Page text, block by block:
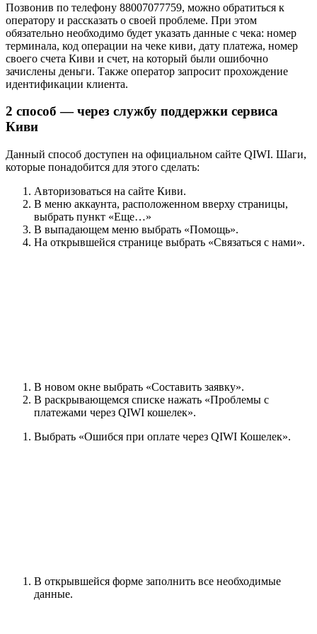
Позвонив по телефону 88007077759, можно обратиться к
оператору и рассказать о своей проблеме. При этом
обязательно необходимо будет указать данные с чека: номер
терминала, код операции на чеке киви, дату платежа, номер
своего счета Киви и счет, на который были ошибочно
зачислены деньги. Также оператор запросит прохождение
идентификации клиента.
2 способ — через службу поддержки сервиса
Киви
Данный способ доступен на официальном сайте QIWI. Шаги,
которые понадобится для этого сделать:
Авторизоваться на сайте Киви.
В меню аккаунта, расположенном вверху страницы,
выбрать пункт «Еще…»
В выпадающем меню выбрать «Помощь».
На открывшейся странице выбрать «Связаться с нами».
В новом окне выбрать «Составить заявку».
В раскрывающемся списке нажать «Проблемы с
платежами через QIWI кошелек».
Выбрать «Ошибся при оплате через QIWI Кошелек».
В открывшейся форме заполнить все необходимые
данные.